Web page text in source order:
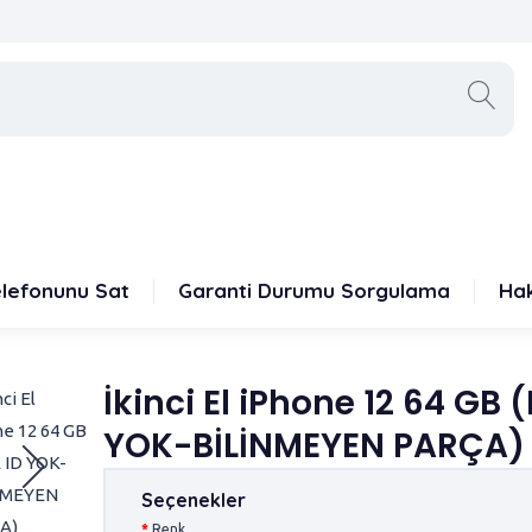
Sat Garanti Durumu Sorgulama
İkinci El iPhone 12 64 GB
YOK-BİLİNMEYEN PARÇA)
Seçenekler